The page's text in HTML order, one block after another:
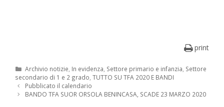
print
Categorie
Archivio notizie In evidenza Settore primario e infanzia Settore
secondario di 1 e 2 grado TUTTO SU TFA 2020 E BANDI
Navigazione
articolo
Pubblicato il calendario
BANDO TFA SUOR ORSOLA BENINCASA, SCADE 23 MARZO 2020